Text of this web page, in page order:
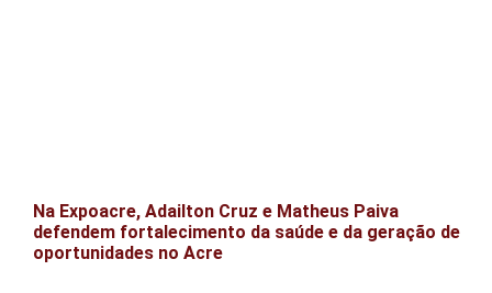
Na Expoacre, Adailton Cruz e Matheus Paiva
defendem fortalecimento da saúde e da geração de
oportunidades no Acre